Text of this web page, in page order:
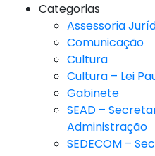
Categorias
Assessoria
Comunicação
Cultura
Cultura – Lei
Gabinete
SEAD –
Administração
SEDECOM –